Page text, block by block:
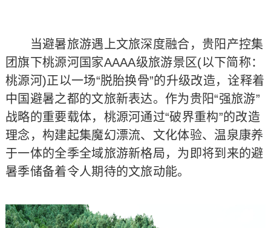
当避暑旅游遇上文旅深度融合，贵阳产控集
团旗下桃源河国家AAAA级旅游景区(以下简称：
桃源河)正以一场“脱胎换骨”的升级改造，诠释着
中国避暑之都的文旅新表达。作为贵阳“强旅游”
战略的重要载体，桃源河通过“破界重构”的改造
理念，构建起集魔幻漂流、文化体验、温泉康养
于一体的全季全域旅游新格局，为即将到来的避
暑季储备着令人期待的文旅动能。